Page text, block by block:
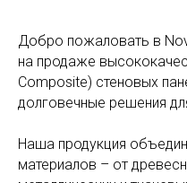
Добро пожаловать в
на продаже
Composite) стеновых
долговечные решения
Наша продукция
материалов – от